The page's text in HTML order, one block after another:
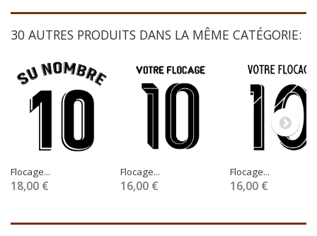
30 AUTRES PRODUITS DANS LA MÊME CATÉGORIE:
Flocage...
18,00 €
Flocage...
16,00 €
Flocage...
16,00 €